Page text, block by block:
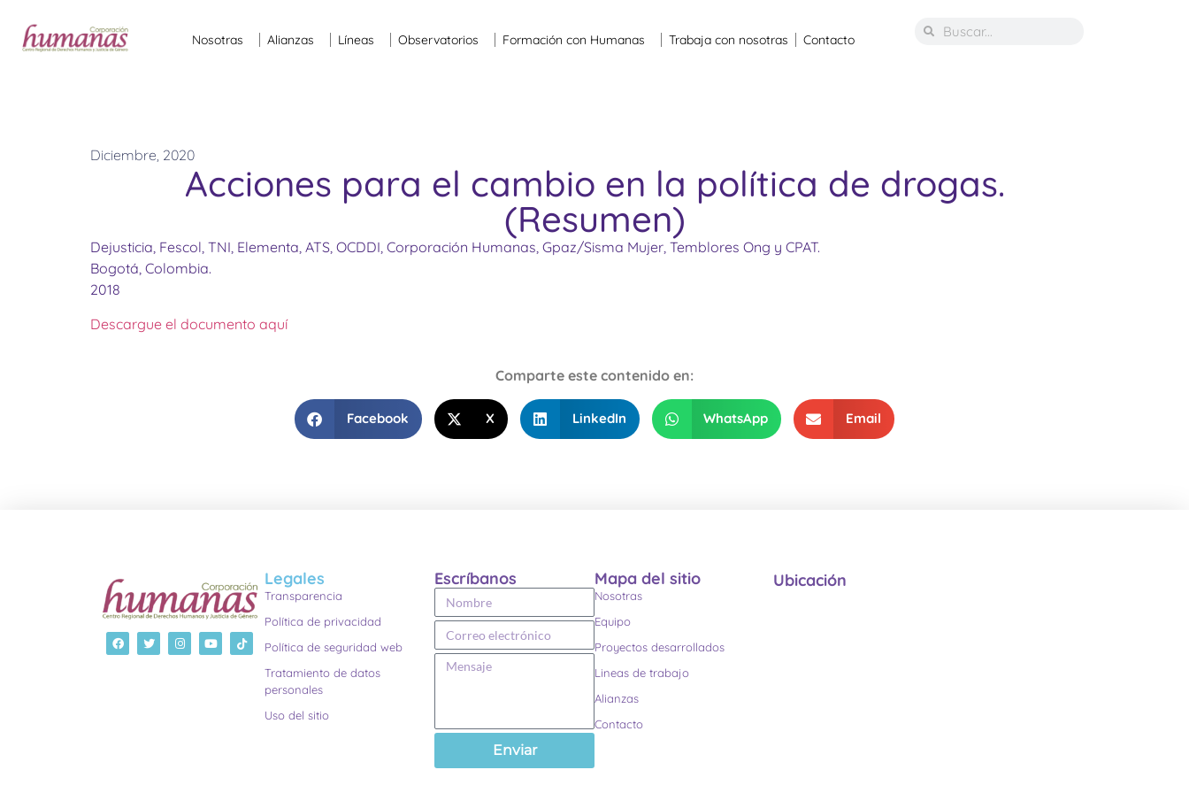
Nosotras Alianzas Líneas Observatorios Formación con Humanas Trabaja con nosotras Contacto
Diciembre, 2020
Acciones para el cambio en la política de drogas.
(Resumen)
Dejusticia, Fescol, TNI, Elementa, ATS, OCDDI, Corporación Humanas, Gpaz/Sisma Mujer, Temblores Ong y CPAT.
Bogotá, Colombia.
2018
Descargue el documento aquí
Comparte este contenido en:
Facebook X LinkedIn WhatsApp Email
Legales
Transparencia
Política de privacidad
Política de seguridad web
Tratamiento de datos
personales
Uso del sitio
Escríbanos
Enviar
Mapa del sitio
Nosotras
Equipo
Proyectos desarrollados
Lineas de trabajo
Alianzas
Contacto
Ubicación